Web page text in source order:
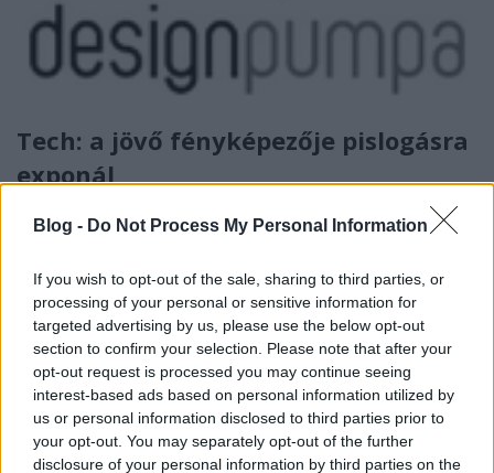
Blog - Do Not Process My Personal Information
If you wish to opt-out of the sale, sharing to third parties, or
processing of your personal or sensitive information for
targeted advertising by us, please use the below opt-out
section to confirm your selection. Please note that after your
opt-out request is processed you may continue seeing
interest-based ads based on personal information utilized by
us or personal information disclosed to third parties prior to
your opt-out. You may separately opt-out of the further
disclosure of your personal information by third parties on the
Tech: a jövő fényképezője pislogásra
exponál